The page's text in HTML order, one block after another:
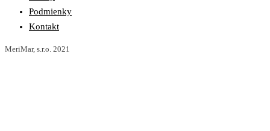
Podmienky
Kontakt
MeriMar, s.r.o. 2021